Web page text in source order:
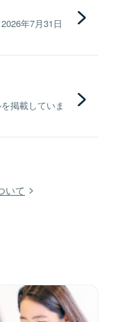
年7月31日
掲載していま
いて